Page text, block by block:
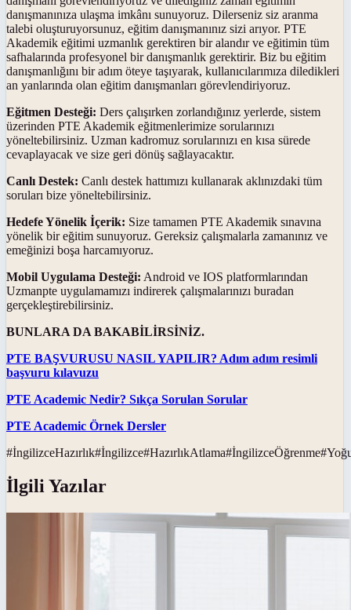
danışmanınıza ulaşma imkânı sunuyoruz. Dilerseniz siz aranma
talebi oluşturuyorsunuz, eğitim danışmanınız sizi arıyor. PTE
Akademik eğitimi uzmanlık gerektiren bir alandır ve eğitimin tüm
safhalarında profesyonel bir danışmanlık gerektirir. Biz bu eğitim
danışmanlığını bir adım öteye taşıyarak, kullanıcılarımıza diledikleri
an yanlarında olan eğitim danışmanları görevlendiriyoruz.
Eğitmen Desteği: Ders çalışırken zorlandığınız yerlerde, sistem
üzerinden PTE Akademik eğitmenlerimize sorularınızı
yöneltebilirsiniz. Uzman kadromuz sorularınızı en kısa sürede
cevaplayacak ve size geri dönüş sağlayacaktır.
Canlı Destek: Canlı destek hattımızı kullanarak aklınızdaki tüm
soruları bize yöneltebilirsiniz.
Hedefe Yönelik İçerik: Size tamamen PTE Akademik sınavına
yönelik bir eğitim sunuyoruz. Gereksiz çalışmalarla zamanınız ve
emeğinizi boşa harcamıyoruz.
Mobil Uygulama Desteği: Android ve IOS platformlarından
Uzmanpte uygulamamızı indirerek çalışmalarınızı buradan
gerçekleştirebilirsiniz.
BUNLARA DA BAKABİLİRSİNİZ.
PTE BAŞVURUSU NASIL YAPILIR? Adım adım resimli
başvuru kılavuzu
PTE Academic Nedir? Sıkça Sorulan Sorular
PTE Academic Örnek Dersler
#İngilizceHazırlık#İngilizce#HazırlıkAtlama#İngilizceÖğrenme#
İlgili Yazılar